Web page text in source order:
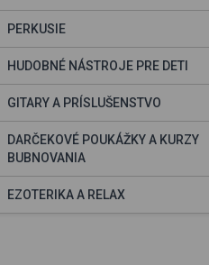
PERKUSIE
HUDOBNÉ NÁSTROJE PRE DETI
GITARY A PRÍSLUŠENSTVO
DARČEKOVÉ POUKÁŽKY A KURZY
BUBNOVANIA
EZOTERIKA A RELAX